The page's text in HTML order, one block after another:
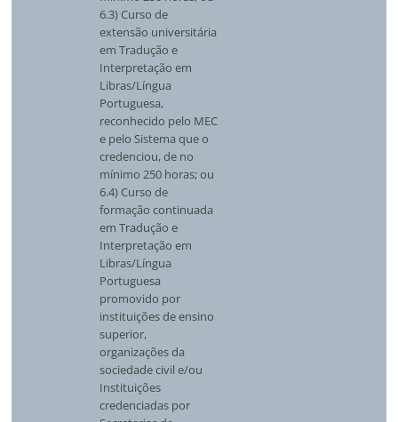
6.3) Curso de
extensão universitária
em Tradução e
Interpretação em
Libras/Língua
Portuguesa,
reconhecido pelo MEC
e pelo Sistema que o
credenciou, de no
mínimo 250 horas; ou
6.4) Curso de
formação continuada
em Tradução e
Interpretação em
Libras/Língua
Portuguesa
promovido por
instituições de ensino
superior,
organizações da
sociedade civil e/ou
Instituições
credenciadas por